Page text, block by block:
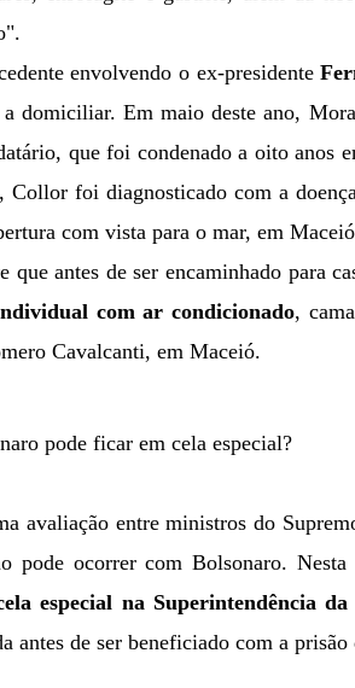
envolvendo o ex-presidente
domiciliar. Em maio deste ano,
que foi condenado a oito anos
Collor foi diagnosticado com a
com vista para o mar, em
que antes de ser encaminhado para
com ar condicionado,
Cavalcanti, em Maceió.
pode ficar em cela especial?
avaliação entre ministros do
pode ocorrer com Bolsonaro.
especial na Superintendência da
antes de ser beneficiado com a